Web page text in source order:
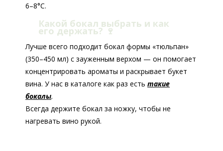
6–8°C.
Какой бокал выбрать и как
его держать?🍷
Лучше всего подходит бокал формы «тюльпан»
(350–450 мл) с зауженным верхом — он помогает
концентрировать ароматы и раскрывает букет
вина. У нас в каталоге как раз естьтакие
бокалы.
Всегда держите бокал за ножку, чтобы не
нагревать вино рукой.